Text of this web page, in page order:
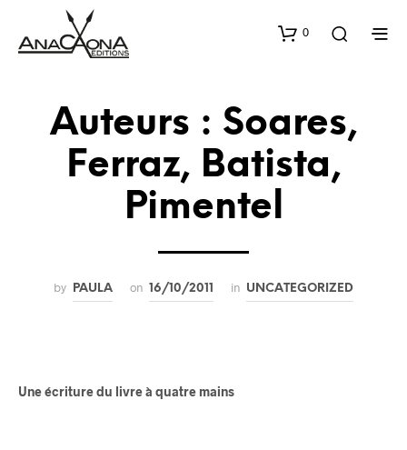
0
Auteurs : Soares,
Ferraz, Batista,
Pimentel
by PAULA on 16/10/2011 in UNCATEGORIZED
Une écriture du livre à quatre mains